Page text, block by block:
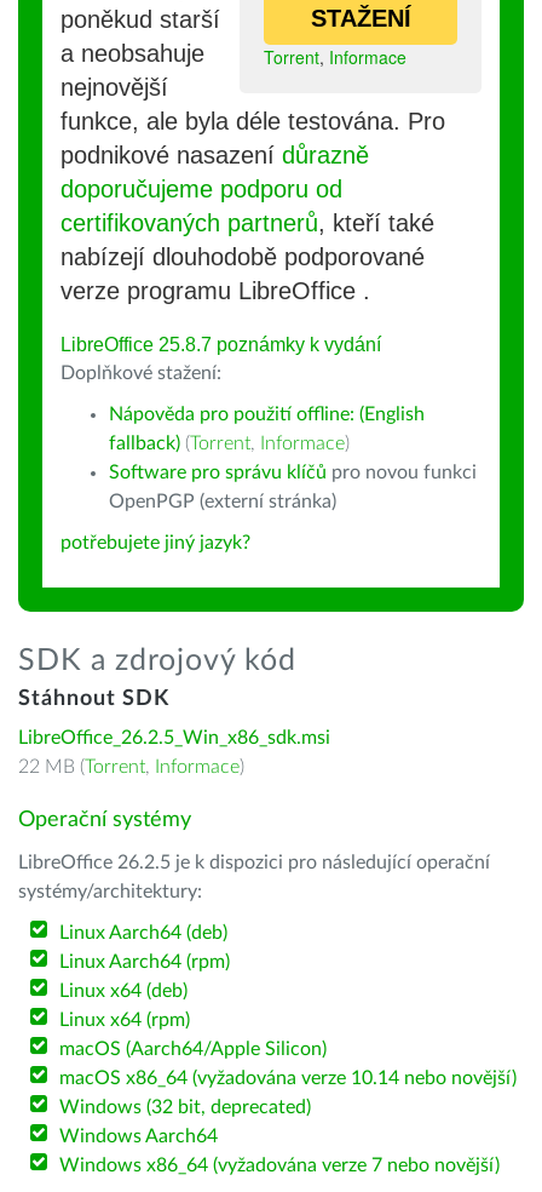
STAŽENÍ
Torrent, Informace
poněkud starší
a neobsahuje
nejnovější
funkce, ale byla déle testována. Pro
podnikové nasazení důrazně
doporučujeme podporu od
certifikovaných partnerů, kteří také
nabízejí dlouhodobě podporované
verze programu LibreOffice .
LibreOffice 25.8.7 poznámky k vydání
Doplňkové stažení:
Nápověda pro použití offline: (English
fallback) (Torrent, Informace)
Software pro správu klíčů pro novou funkci
OpenPGP (externí stránka)
potřebujete jiný jazyk?
SDK a zdrojový kód
Stáhnout SDK
LibreOffice_26.2.5_Win_x86_sdk.msi
22 MB (Torrent, Informace)
Operační systémy
LibreOffice 26.2.5 je k dispozici pro následující operační
systémy/architektury:
Linux Aarch64 (deb)
Linux Aarch64 (rpm)
Linux x64 (deb)
Linux x64 (rpm)
macOS (Aarch64/Apple Silicon)
macOS x86_64 (vyžadována verze 10.14 nebo novější)
Windows (32 bit, deprecated)
Windows Aarch64
Windows x86_64 (vyžadována verze 7 nebo novější)